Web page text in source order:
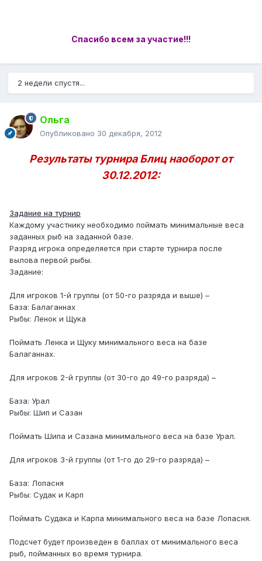
Спасибо всем за участие!!!
2 недели спустя...
Ольга
Опубликовано 30 декабря, 2012
Результаты турнира Блиц наоборот от
30.12.2012:
Задание на турнир
Каждому участнику необходимо поймать минимальные веса
заданных рыб на заданной базе.
Разряд игрока определяется при старте турнира после
вылова первой рыбы.
Задание:
Для игроков 1-й группы (от 50-го разряда и выше) –
База: Балаганнах
Рыбы: Ленок и Щука
Поймать Ленка и Щуку минимального веса на базе
Балаганнах.
Для игроков 2-й группы (от 30-го до 49-го разряда) –
База: Урал
Рыбы: Шип и Сазан
Поймать Шипа и Сазана минимального веса на базе Урал.
Для игроков 3-й группы (от 1-го до 29-го разряда) –
База: Лопасня
Рыбы: Судак и Карп
Поймать Судака и Карпа минимального веса на базе Лопасня.
Подсчет будет произведен в баллах от минимального веса
рыб, пойманных во время турнира.